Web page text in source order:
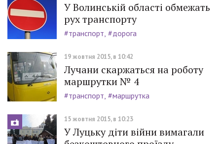
У Волинській області обмежать
рух транспорту
#транспорт #дорога
19 жовтня 2015, в 10:42
Лучани скаржаться на роботу
маршрутки № 4
#транспорт #маршрутка
15 жовтня 2015, в 10:23
У Луцьку діти війни вимагали